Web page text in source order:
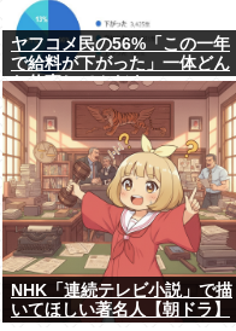
ヤフコメ民の56%「この一年
で給料が下がった」一体どん
な仕事してんだよこいつ
ら！？
NHK「連続テレビ小説」で描
いてほしい著名人【朝ドラ】